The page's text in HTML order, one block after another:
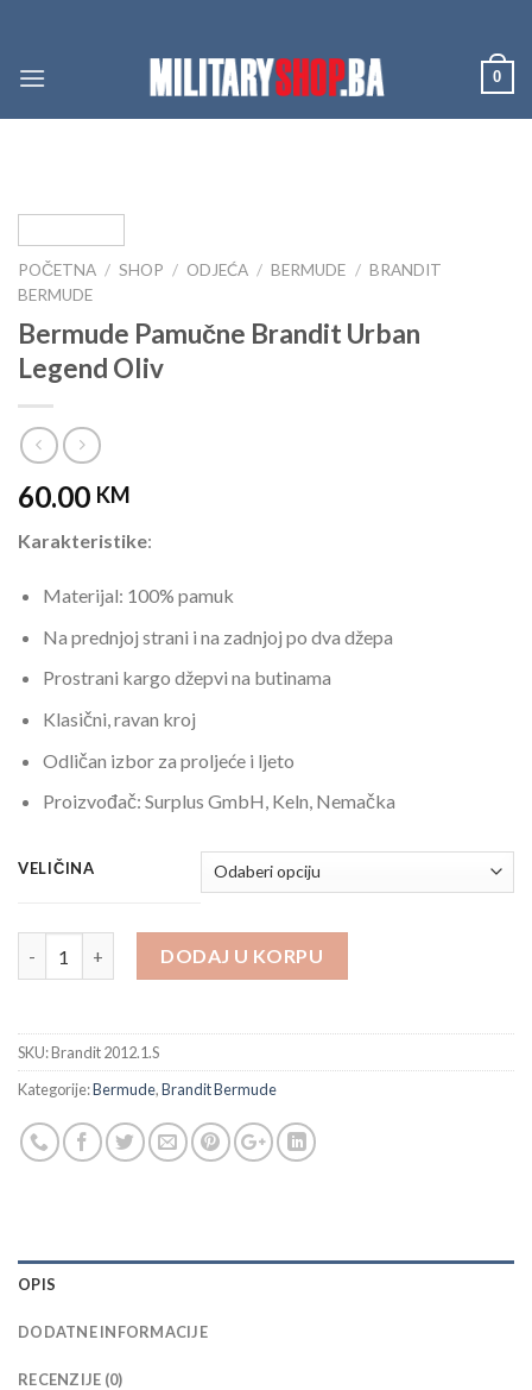
content
0
POČETNA / SHOP / ODJEĆA / BERMUDE / BRANDIT
BERMUDE
Bermude Pamučne Brandit Urban
Legend Oliv
60.00 KM
Karakteristike:
Materijal: 100% pamuk
Na prednjoj strani i na zadnjoj po dva džepa
Prostrani kargo džepvi na butinama
Klasični, ravan kroj
Odličan izbor za proljeće i ljeto
Proizvođač: Surplus GmbH, Keln, Nemačka
VELIČINA
DODAJ U KORPU
SKU:Brandit 2012.1.S
Kategorije:Bermude,Brandit Bermude
OPIS
DODATNE INFORMACIJE
RECENZIJE (0)